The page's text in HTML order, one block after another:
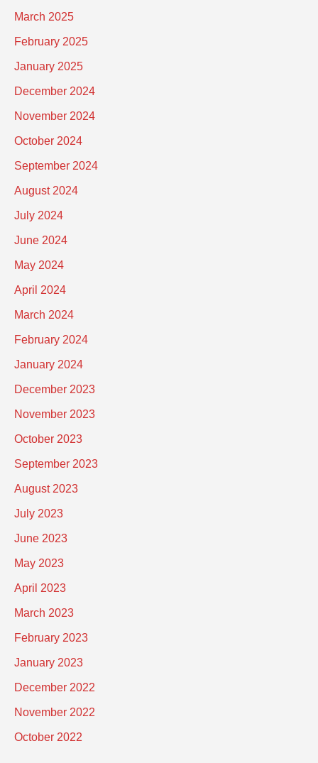
March 2025
February 2025
January 2025
December 2024
November 2024
October 2024
September 2024
August 2024
July 2024
June 2024
May 2024
April 2024
March 2024
February 2024
January 2024
December 2023
November 2023
October 2023
September 2023
August 2023
July 2023
June 2023
May 2023
April 2023
March 2023
February 2023
January 2023
December 2022
November 2022
October 2022